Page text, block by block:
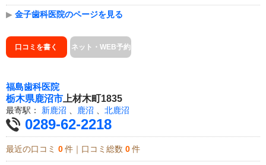
▶ 金子歯科医院のページを見る
口コミを書く ネット・WEB予約
福島歯科医院
栃木県鹿沼市 上材木町1835
最寄駅： 新鹿沼 、 鹿沼 、 北鹿沼
0289-62-2218
最近の口コミ 0 件｜口コミ総数 0 件